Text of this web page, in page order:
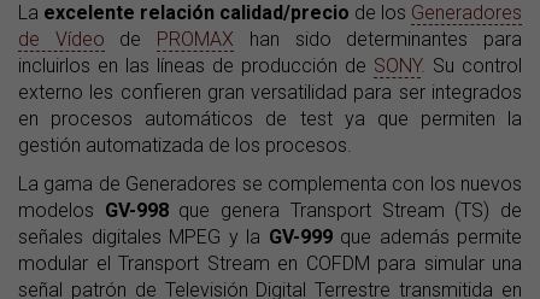
La excelente relación calidad/precio de los Generadores
de Vídeo de PROMAX han sido determinantes para
incluirlos en las líneas de producción de SONY. Su control
externo les confieren gran versatilidad para ser integrados
en procesos automáticos de test ya que permiten la
gestión automatizada de los procesos.
La gama de Generadores se complementa con los nuevos
modelos GV-998que genera Transport Stream (TS) de
señales digitales MPEG y la GV-999que además permite
modular el Transport Stream en COFDM para simular una
señal patrón de Televisión Digital Terrestre transmitida en